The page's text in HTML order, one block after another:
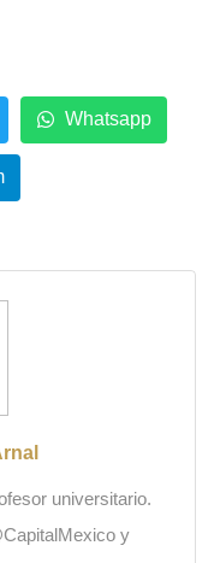
Whatsapp
universitario.
y